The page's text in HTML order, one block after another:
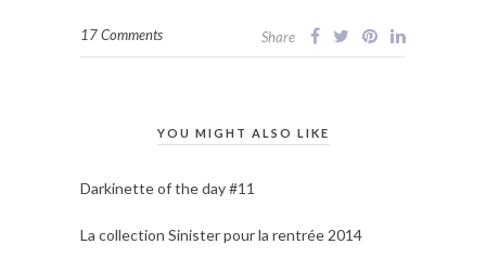
17 Comments Share
YOU MIGHT ALSO LIKE
Darkinette of the day #11
La collection Sinister pour la rentrée 2014